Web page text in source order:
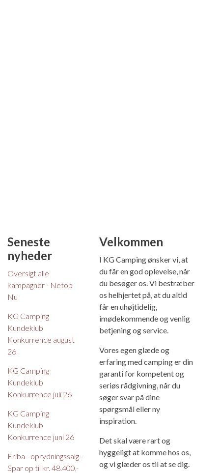
Seneste
nyheder
Oversigt alle
kampagner - Netop
Nu
KG Camping
Kundeklub
Konkurrence august
26
KG Camping
Kundeklub
Konkurrence juli 26
KG Camping
Kundeklub
Konkurrence juni 26
Eriba - oprydningssalg -
Spar op til kr. 48.400,-
Velkommen
I KG Camping ønsker vi, at
du får en god oplevelse, når
du besøger os. Vi bestræber
os helhjertet på, at du altid
får en uhøjtidelig,
imødekommende og venlig
betjening og service.
Vores egen glæde og
erfaring med camping er din
garanti for kompetent og
seriøs rådgivning, når du
søger svar på dine
spørgsmål eller ny
inspiration.
Det skal være rart og
hyggeligt at komme hos os,
og vi glæder os til at se dig.